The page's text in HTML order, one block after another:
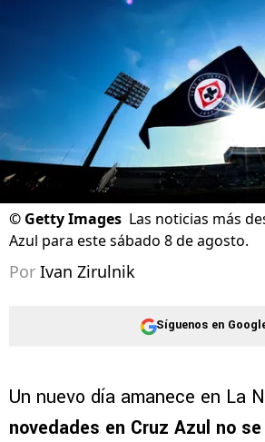
© Getty Images Las noticias más
Azul para este sábado 8 de agosto.
Por Ivan Zirulnik
Síguenos en
Un nuevo día amanece en La
novedades en Cruz Azul no